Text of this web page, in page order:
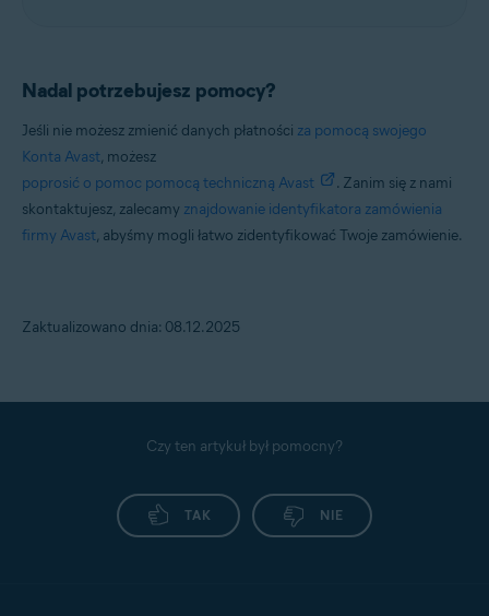
Nadal potrzebujesz pomocy?
Jeśli nie możesz zmienić danych płatności za pomocą swojego
Konta Avast, możesz
poprosić o pomoc pomocą techniczną Avast
. Zanim się z nami
skontaktujesz, zalecamy znajdowanie identyfikatora zamówienia
firmy Avast, abyśmy mogli łatwo zidentyfikować Twoje zamówienie.
Zaktualizowano dnia: 08.12.2025
Czy ten artykuł był pomocny?
TAK NIE